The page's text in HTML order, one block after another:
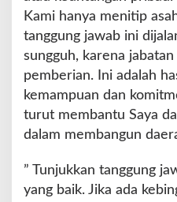
Kami hanya menitip
tanggung jawab ini
sungguh, karena
pemberian. Ini adalah
kemampuan dan
turut membantu Saya
dalam membangun
” Tunjukkan tanggung
yang baik. Jika ada